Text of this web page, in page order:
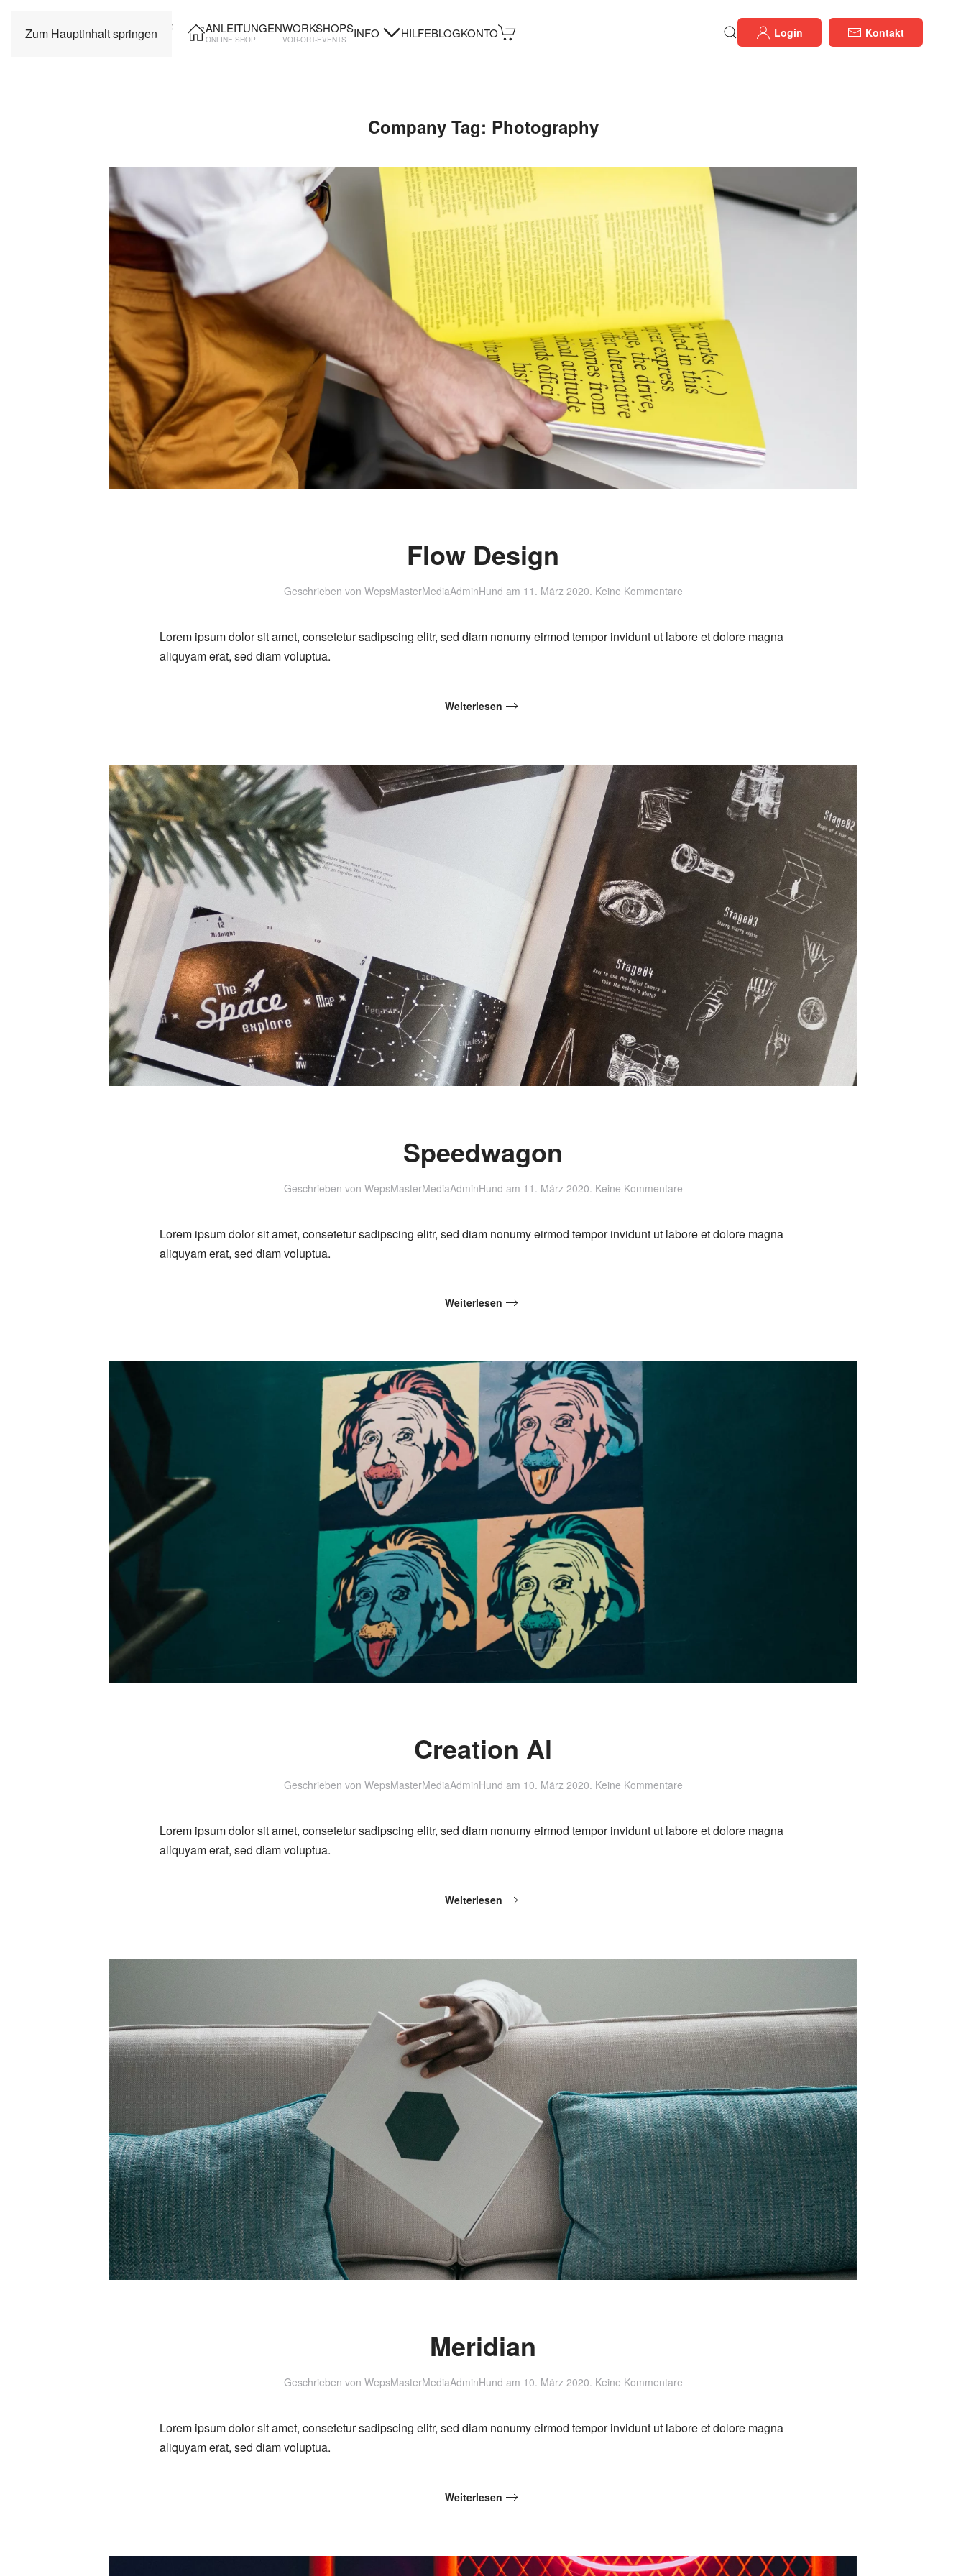
Zum Hauptinhalt springen ANLEITUNGEN
ONLINE SHOP
WORKSHOPS
VOR-ORT-EVENTS INFO HILFEBLOGKONTO Login Kontakt
Company Tag: Photography
Flow Design
Geschrieben von WepsMasterMediaAdminHund am 11. März 2020. Keine Kommentarezu
Lorem ipsum dolor sit amet, consetetur sadipscing elitr, sed diam nonumy eirmod tempor invidunt ut labore et dolore magna
aliquyam erat, sed diam voluptua.
Weiterlesen
Speedwagon
Geschrieben von WepsMasterMediaAdminHund am 11. März 2020. Keine Kommentarezu
Lorem ipsum dolor sit amet, consetetur sadipscing elitr, sed diam nonumy eirmod tempor invidunt ut labore et dolore magna
aliquyam erat, sed diam voluptua.
Weiterlesen
Creation Al
Geschrieben von WepsMasterMediaAdminHund am 10. März 2020. Keine Kommentarezu
Lorem ipsum dolor sit amet, consetetur sadipscing elitr, sed diam nonumy eirmod tempor invidunt ut labore et dolore magna
aliquyam erat, sed diam voluptua.
Weiterlesen
Meridian
Geschrieben von WepsMasterMediaAdminHund am 10. März 2020. Keine Kommentarezu
Lorem ipsum dolor sit amet, consetetur sadipscing elitr, sed diam nonumy eirmod tempor invidunt ut labore et dolore magna
aliquyam erat, sed diam voluptua.
Weiterlesen